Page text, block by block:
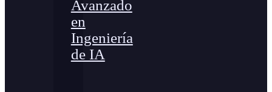
Avanzado
en
Ingeniería
de IA